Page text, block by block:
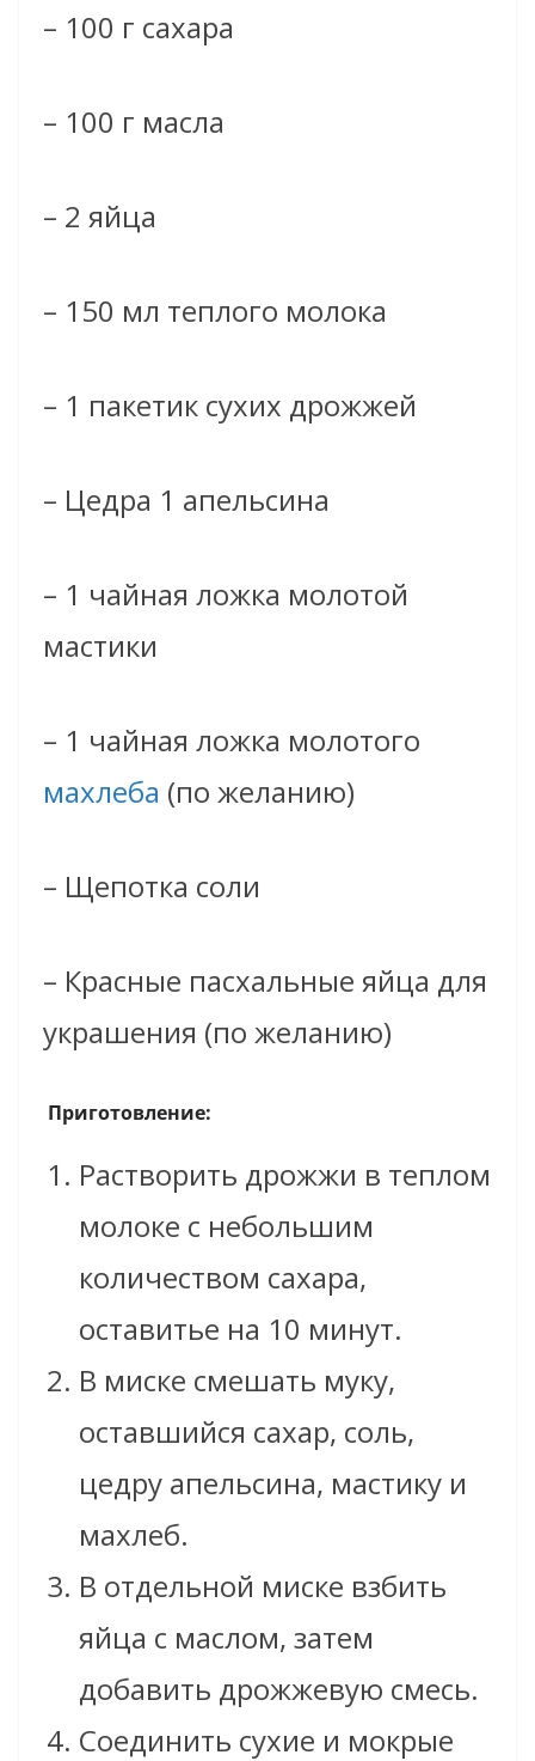
– 100 г сахара
– 100 г масла
– 2 яйца
– 150 мл теплого молока
– 1 пакетик сухих дрожжей
– Цедра 1 апельсина
– 1 чайная ложка молотой
мастики
– 1 чайная ложка молотого
махлеба (по желанию)
– Щепотка соли
– Красные пасхальные яйца для
украшения (по желанию)
Приготовление:
Растворить дрожжи в теплом
молоке с небольшим
количеством сахара,
оставитье на 10 минут.
В миске смешать муку,
оставшийся сахар, соль,
цедру апельсина, мастику и
махлеб.
В отдельной миске взбить
яйца с маслом, затем
добавить дрожжевую смесь.
Соединить сухие и мокрые